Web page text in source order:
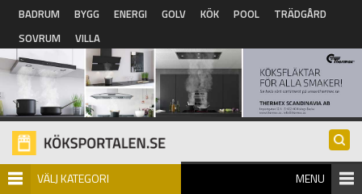
Hoppa till huvudinnehåll
BADRUM BYGG ENERGI GOLV KÖK POOL
TRÄDGÅRD
SOVRUM
VILLA
VÄLJ KATEGORI MENU